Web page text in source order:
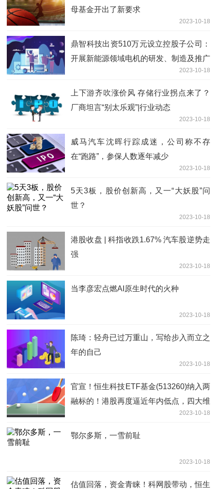
母基金开出了新要求
2023-10-18
鼎智科技出资510万元设立控股子公司：
开展新能源领域电机的研发、制造及推广
2023-10-18
上下游齐吹涨价风 存储行业拐点来了？
厂商坦言“别太乐观”|行业动态
2023-10-18
威马汽车沈晖行踪成迷，公司称不存
在“跑路”，参保人数逐年减少
2023-10-18
5天3板，股价创新高，又一“大妖股”问
世？
2023-10-18
港股收盘 | 科指收跌1.67% 汽车股逆势走
强
2023-10-18
当李彦宏点燃AI原生时代的火种
2023-10-18
陈琦：轻舟已过万重山，写给步入而立之
年的自己
2023-10-18
官宣！恒生科技ETF基金(513260)纳入两
融标的！港股再度逼近年内低点，四大维
2023-10-18
鄂尔多斯，一雪前耻
2023-10-18
估值回落，资金青睐！科网股带动，恒生